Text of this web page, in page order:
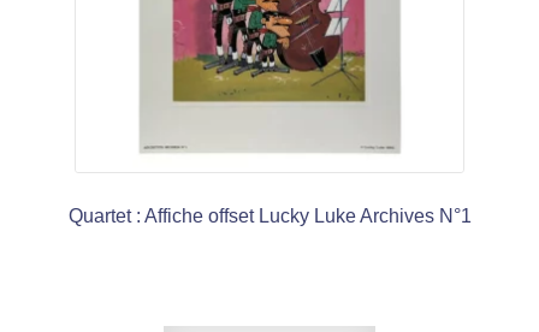
Quartet : Affiche offset Lucky Luke Archives N°1